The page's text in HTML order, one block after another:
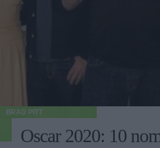
BRAD PITT
Oscar 2020: 10